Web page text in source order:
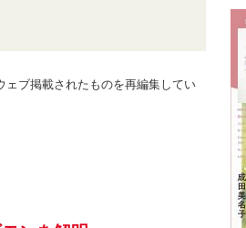
ブ掲載されたものを再編集してい